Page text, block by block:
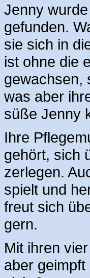
Jenny
gefunden.
sie sich in
ist ohne die
gewachsen,
was aber
süße Jenny
Ihre
gehört, sich
zerlegen.
spielt und
freut sich
gern.
Mit ihren
aber